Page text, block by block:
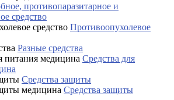
противопаразитарное и
средство
Противоопухолевое
Разные средства
Средства для
Средства защиты
Средства защиты